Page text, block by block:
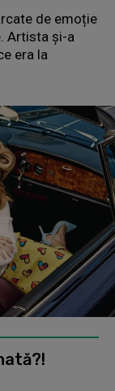
de emoție
Artista și-a
era la